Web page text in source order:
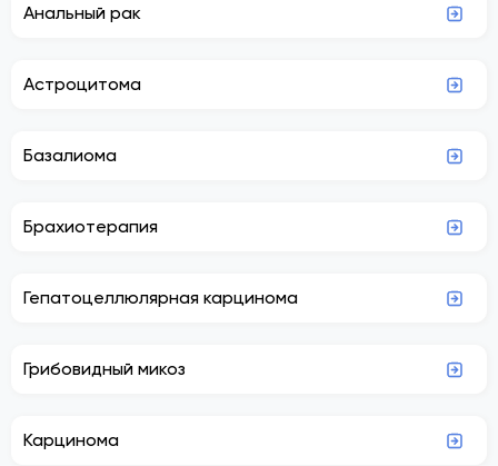
Анальный рак
Астроцитома
Базалиома
Брахиотерапия
Гепатоцеллюлярная карцинома
Грибовидный микоз
Карцинома